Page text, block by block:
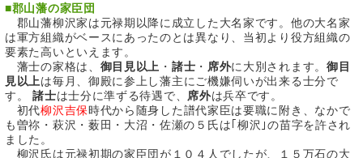
■郡山藩の家臣団
郡山藩柳沢家は元禄期以降に成立した大名家です。他の大名家
は軍方組織がベースにあったのとは異なり、当初より役方組織の
要素た高いといえます。
藩士の家格は、 御目見以上 ・ 諸士 ・ 席外に大別されます。 御目
見以上は毎月、御殿に参上し藩主にご機嫌伺いが出来る士分で
す。諸士は士分に準ずる待遇で、 席外は兵卒です。
初代柳沢吉保時代から随身した譜代家臣は要職に附き、なかで
も曽祢・萩沢・薮田・大沼・佐瀬の５氏は｢柳沢｣の苗字を許され
ました。
柳沢氏は元禄初期の家臣団が１０４人でしたが、１５万石の大